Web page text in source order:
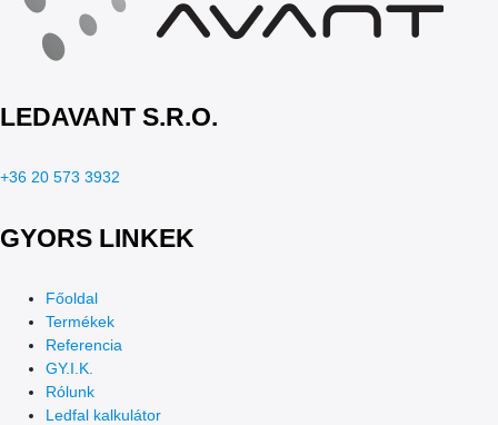
LEDAVANT S.R.O.
+36 20 573 3932
GYORS LINKEK
Főoldal
Termékek
Referencia
GY.I.K.
Rólunk
Ledfal kalkulátor